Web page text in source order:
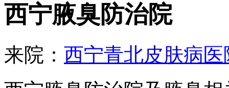
西宁腋臭防治院
来院： 西宁青北皮肤病医